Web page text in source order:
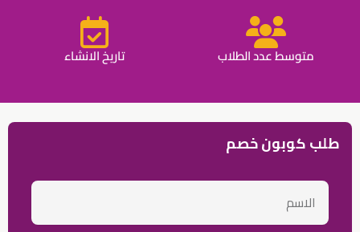
متوسط عدد الطلاب تاريخ الانشاء
طلب كوبون خصم
الاسم